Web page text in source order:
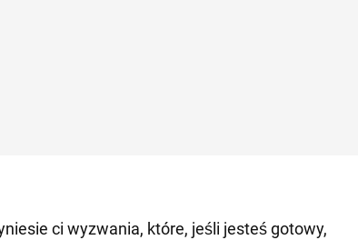
ci wyzwania, które, jeśli jesteś gotowy,